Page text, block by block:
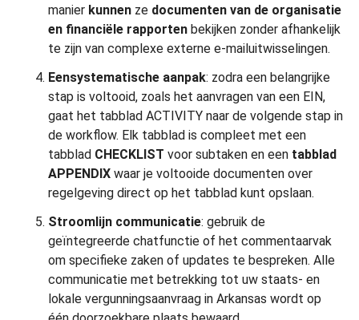
manier kunnen ze documenten van de organisatie
en financiële rapporten bekijken zonder afhankelijk
te zijn van complexe externe e-mailuitwisselingen.
Eensystematische aanpak: zodra een belangrijke
stap is voltooid, zoals het aanvragen van een EIN,
gaat het tabblad ACTIVITY naar de volgende stap in
de workflow. Elk tabblad is compleet met een
tabblad CHECKLIST voor subtaken en een tabblad
APPENDIX waar je voltooide documenten over
regelgeving direct op het tabblad kunt opslaan.
Stroomlijn communicatie: gebruik de
geïntegreerde chatfunctie of het commentaarvak
om specifieke zaken of updates te bespreken. Alle
communicatie met betrekking tot uw staats- en
lokale vergunningsaanvraag in Arkansas wordt op